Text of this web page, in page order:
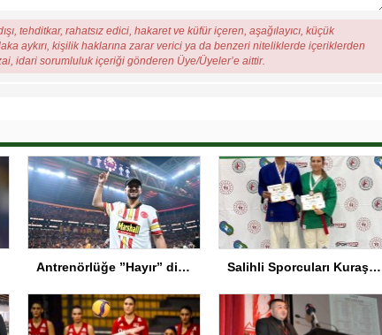
tehditkar, rahatsız edici, hakaret ve küfür içeren, aşağılayıcı, küçük
aykırı, kişilik haklarına zarar verici ya da benzeri niteliklerde içeriklerden
idari sorumluluk içeriği gönderen Üye/Üyeler’e aittir.
Antrenörlüğe ”Hayır” diyen Mertens, Galatasaray’dan bakın ne istedi Salihli Sporcuları Kuraş’ta Gururlandırdı